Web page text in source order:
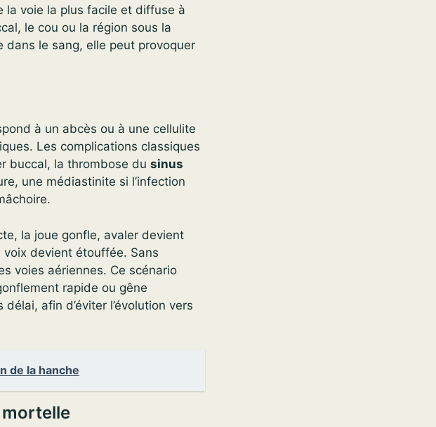
la voie la plus facile et diffuse à
le cou ou la région sous la
dans le sang, elle peut provoquer
à un abcès ou à une cellulite
Les complications classiques
buccal, la thrombose du sinus
une médiastinite si l’infection
la joue gonfle, avaler devient
devient étouffée. Sans
voies aériennes. Ce scénario
rapide ou gêne
afin d’éviter l’évolution vers
de la hanche
mortelle